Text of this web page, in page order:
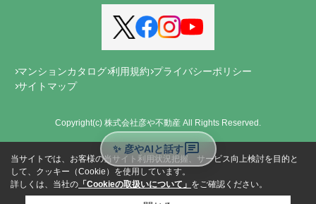
マンションカタログ 利用規約 プライバシーポリシー
サイトマップ
Copyright(c) 株式会社彦や不動産 All Rights Reserved.
✨ 彦やAIと話す
当サイトでは、お客様の当サイト利用状況把握、サービス向上検討を目的と
して、クッキー（Cookie）を使用しています。
詳しくは、当社の 「Cookieの取扱いについて」 をご確認ください。